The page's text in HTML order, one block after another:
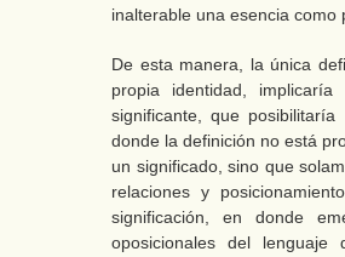
inalterable una esencia como
De esta manera, la única
propia identidad,
significante, que
donde la definición no está
un significado, sino que
relaciones y
significación, en donde
oposicionales del lenguaje